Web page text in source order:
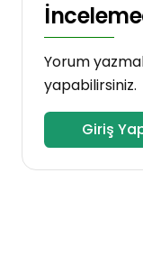
Yorum
yapabilirsiniz.
Giriş